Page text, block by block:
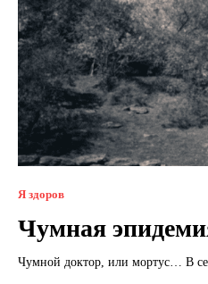
Я здоров
Чумная
Чумной доктор, или мортус… В